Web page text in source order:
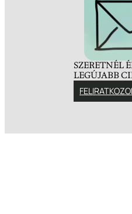
SZERETNÉL
LEGÚJABB